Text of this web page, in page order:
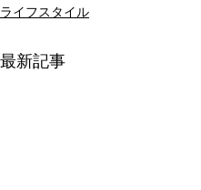
ライフスタイル
最新記事